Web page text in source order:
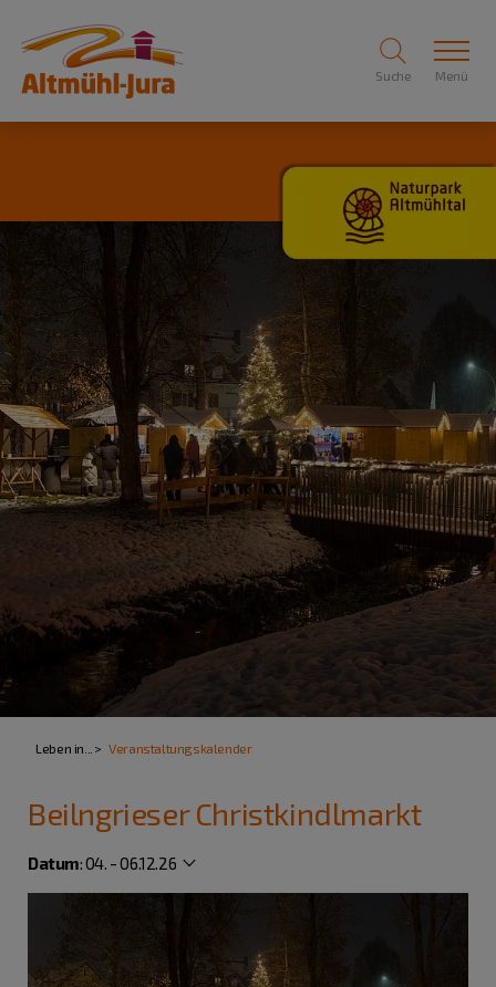
Suche Menü
Leben in... Veranstaltungskalender
Beilngrieser Christkindlmarkt
Datum:04. - 06.12.26